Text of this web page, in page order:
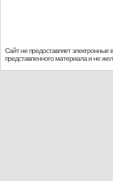
Сайт не предоставляет
представленного материала и не